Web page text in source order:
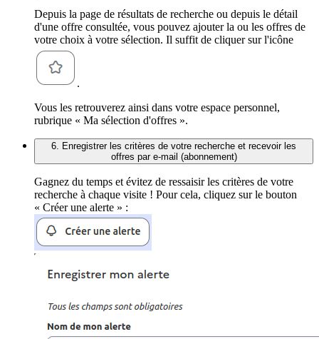
Depuis la page de résultats de recherche ou depuis le détail
d'une offre consultée, vous pouvez ajouter la ou les offres de
votre choix à votre sélection. Il suffit de cliquer sur l'icône
.
Vous les retrouverez ainsi dans votre espace personnel,
rubrique « Ma sélection d'offres ».
6. Enregistrer les critères de votre recherche et recevoir les
offres par e-mail (abonnement)
Gagnez du temps et évitez de ressaisir les critères de votre
recherche à chaque visite ! Pour cela, cliquez sur le bouton
« Créer une alerte » :